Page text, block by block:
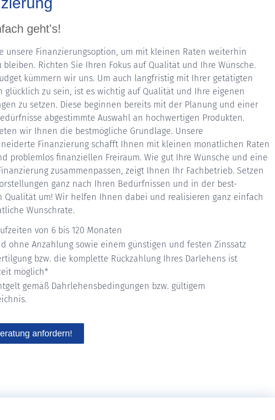
geht's!
unsere Finanzierungsoption, um mit kleinen Raten weiterhin
bleiben. Richten Sie Ihren Fokus auf Qualität und Ihre Wünsche.
kümmern wir uns. Um auch langfristig mit Ihrer getätigten
glücklich zu sein, ist es wichtig auf Qualität und Ihre eigenen
zu setzen. Diese beginnen bereits mit der Planung und einer
abgestimmte Auswahl an hochwertigen Produkten.
wir Ihnen die bestmögliche Grundlage. Unsere
Finanzierung schafft Ihnen mit kleinen monatlichen Raten
problemlos finanziellen Freiraum. Wie gut Ihre Wünsche und eine
zusammenpassen, zeigt Ihnen Ihr Fachbetrieb. Setzen
ganz nach Ihren Bedürfnissen und in der best-
Qualität um! Wir helfen Ihnen dabei und realisieren ganz einfach
Wunschrate.
von 6 bis 120 Monaten
ohne Anzahlung sowie einem günstigen und festen Zinssatz
bzw. die komplette Rückzahlung Ihres Darlehens ist
möglich*
gemäß Dahrlehensbedingungen bzw. gültigem
anfordern!